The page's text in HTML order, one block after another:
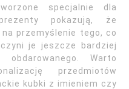
specjalnie dla
pokazują, że
przemyślenie tego, co
je jeszcze bardziej
Warto
przedmiotów
kubki z imieniem czy